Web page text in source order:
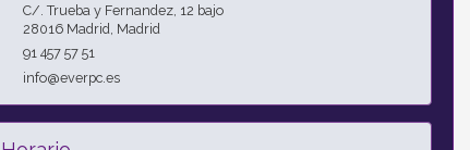
C/. Trueba y Fernandez, 12 bajo
28016 Madrid Madrid
91 457 57 51
info@everpc.es